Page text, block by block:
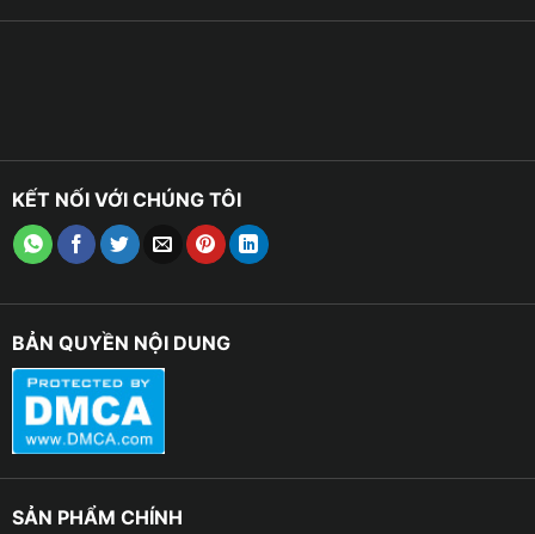
KẾT NỐI VỚI CHÚNG TÔI
BẢN QUYỀN NỘI DUNG
SẢN PHẨM CHÍNH